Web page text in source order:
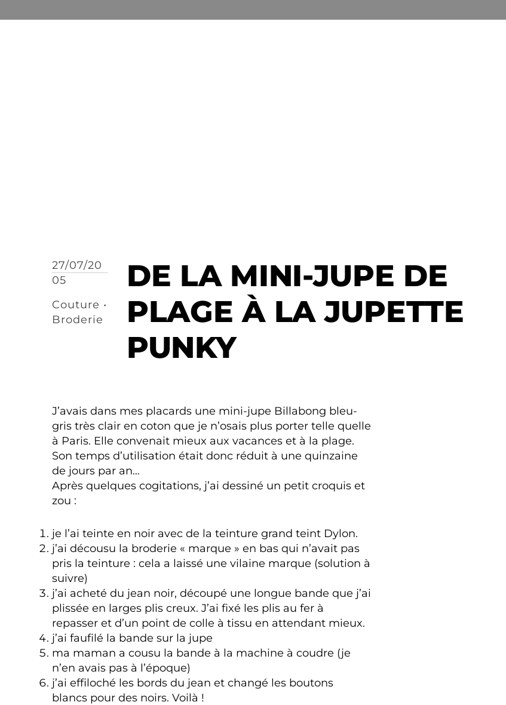
27/07/20
05
Couture •
Broderie
DE LA MINI-JUPE DE
PLAGE À LA JUPETTE
PUNKY
J’avais dans mes placards une mini-jupe Billabong bleu-
gris très clair en coton que je n’osais plus porter telle quelle
à Paris. Elle convenait mieux aux vacances et à la plage.
Son temps d’utilisation était donc réduit à une quinzaine
de jours par an…
Après quelques cogitations, j’ai dessiné un petit croquis et
zou :
je l’ai teinte en noir avec de la teinture grand teint Dylon.
j’ai décousu la broderie « marque » en bas qui n’avait pas
pris la teinture : cela a laissé une vilaine marque (solution à
suivre)
j’ai acheté du jean noir, découpé une longue bande que j’ai
plissée en larges plis creux. J’ai fixé les plis au fer à
repasser et d’un point de colle à tissu en attendant mieux.
j’ai faufilé la bande sur la jupe
ma maman a cousu la bande à la machine à coudre (je
n’en avais pas à l’époque)
j’ai effiloché les bords du jean et changé les boutons
blancs pour des noirs. Voilà !